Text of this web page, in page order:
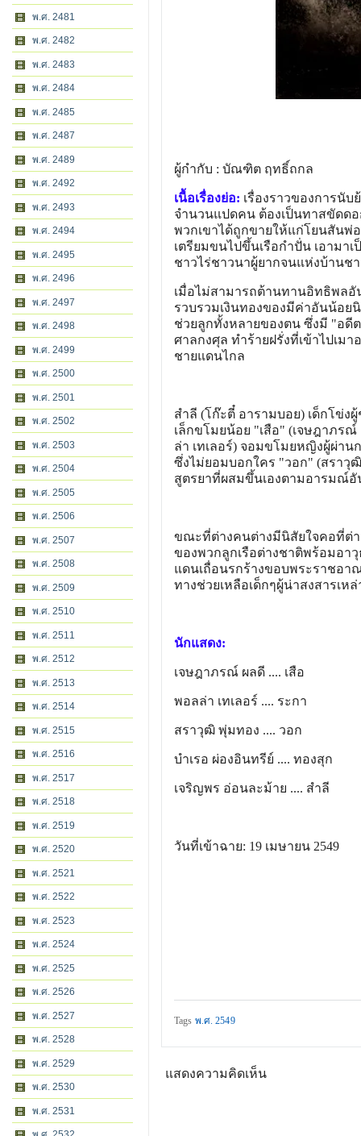
พ.ศ. 2481
พ.ศ. 2482
พ.ศ. 2483
พ.ศ. 2484
พ.ศ. 2485
พ.ศ. 2487
พ.ศ. 2489
พ.ศ. 2492
พ.ศ. 2493
พ.ศ. 2494
พ.ศ. 2495
พ.ศ. 2496
พ.ศ. 2497
พ.ศ. 2498
พ.ศ. 2499
พ.ศ. 2500
พ.ศ. 2501
พ.ศ. 2502
พ.ศ. 2503
พ.ศ. 2504
พ.ศ. 2505
พ.ศ. 2506
พ.ศ. 2507
พ.ศ. 2508
พ.ศ. 2509
พ.ศ. 2510
พ.ศ. 2511
พ.ศ. 2512
พ.ศ. 2513
พ.ศ. 2514
พ.ศ. 2515
พ.ศ. 2516
พ.ศ. 2517
พ.ศ. 2518
พ.ศ. 2519
พ.ศ. 2520
พ.ศ. 2521
พ.ศ. 2522
พ.ศ. 2523
พ.ศ. 2524
พ.ศ. 2525
พ.ศ. 2526
พ.ศ. 2527
พ.ศ. 2528
พ.ศ. 2529
พ.ศ. 2530
พ.ศ. 2531
ผู้กำกับ : บัณฑิต ฤทธิ์ถกล
เนื้อเรื่องย่อ: เรื่องราวของการนับ
จำนวนแปดคน ต้องเป็นทาสขัดด
พวกเขาได้ถูกขายให้แก่โยนสัน
เตรียมขนไปขึ้นเรือกำปั่น เอามา
ชาวไร่ชาวนาผู้ยากจนแห่งบ้านช
เมื่อไม่สามารถต้านทานอิทธิพลอั
รวบรวมเงินทองของมีค่าอันน้อย
ช่วยลูกทั้งหลายของตน ซึ่งมี "อดี
ศาลกงศุล ทำร้ายฝรั่งที่เข้าไปเม
ชายแดนไกล
สำลี (โก๊ะตี๋ อารามบอย) เด็กโข่
เล็กขโมยน้อย "เสือ" (เจษฎาภร
ล่า เทเลอร์) จอมขโมยหญิงผู้ผ่าน
ซึ่งไม่ยอมบอกใคร "วอก" (สราวุ
สูตรยาที่ผสมขึ้นเองตามอารมณ์อั
ขณะที่ต่างคนต่างมีนิสัยใจคอที่ต่า
ของพวกลูกเรือต่างชาติพร้อมอ
แดนเถื่อนรกร้างขอบพระราชอา
ทางช่วยเหลือเด็กๆผู้น่าสงสารเห
นักแสดง:
เจษฎาภรณ์ ผลดี .... เสือ
พอลล่า เทเลอร์ .... ระกา
สราวุฒิ พุ่มทอง .... วอก
บำเรอ ผ่องอินทรีย์ .... ทองสุก
เจริญพร อ่อนละม้าย .... สำลี
วันที่เข้าฉาย: 19 เมษายน 2549
Tags พ.ศ. 2549
แสดงความคิดเห็น